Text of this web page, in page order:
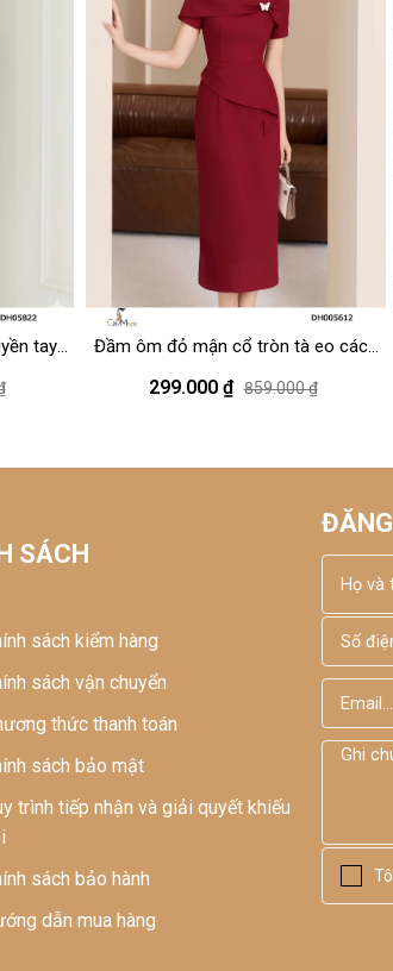
tay
Đầm ôm đỏ mận cổ tròn tà eo cách
299.000 ₫ 859.000 ₫
SÁCH
sách kiểm hàng
sách vận chuyển
thức thanh toán
sách bảo mật
trình tiếp nhận và giải quyết khiếu
sách bảo hành
dẫn mua hàng